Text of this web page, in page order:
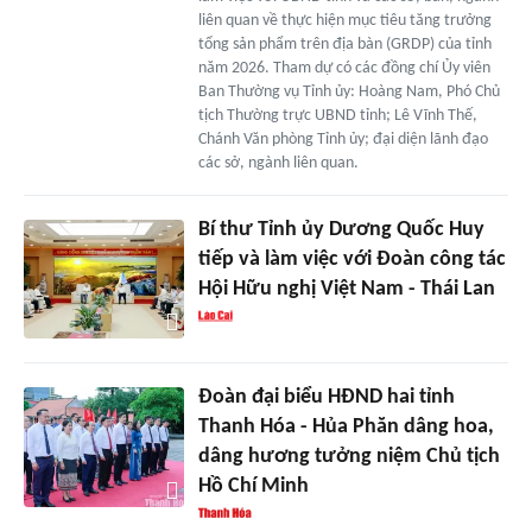
liên quan về thực hiện mục tiêu tăng trưởng
tổng sản phẩm trên địa bàn (GRDP) của tỉnh
năm 2026. Tham dự có các đồng chí Ủy viên
Ban Thường vụ Tỉnh ủy: Hoàng Nam, Phó Chủ
tịch Thường trực UBND tỉnh; Lê Vĩnh Thế,
Chánh Văn phòng Tỉnh ủy; đại diện lãnh đạo
các sở, ngành liên quan.
Bí thư Tỉnh ủy Dương Quốc Huy
tiếp và làm việc với Đoàn công tác
Hội Hữu nghị Việt Nam - Thái Lan
Đoàn đại biểu HĐND hai tỉnh
Thanh Hóa - Hủa Phăn dâng hoa,
dâng hương tưởng niệm Chủ tịch
Hồ Chí Minh